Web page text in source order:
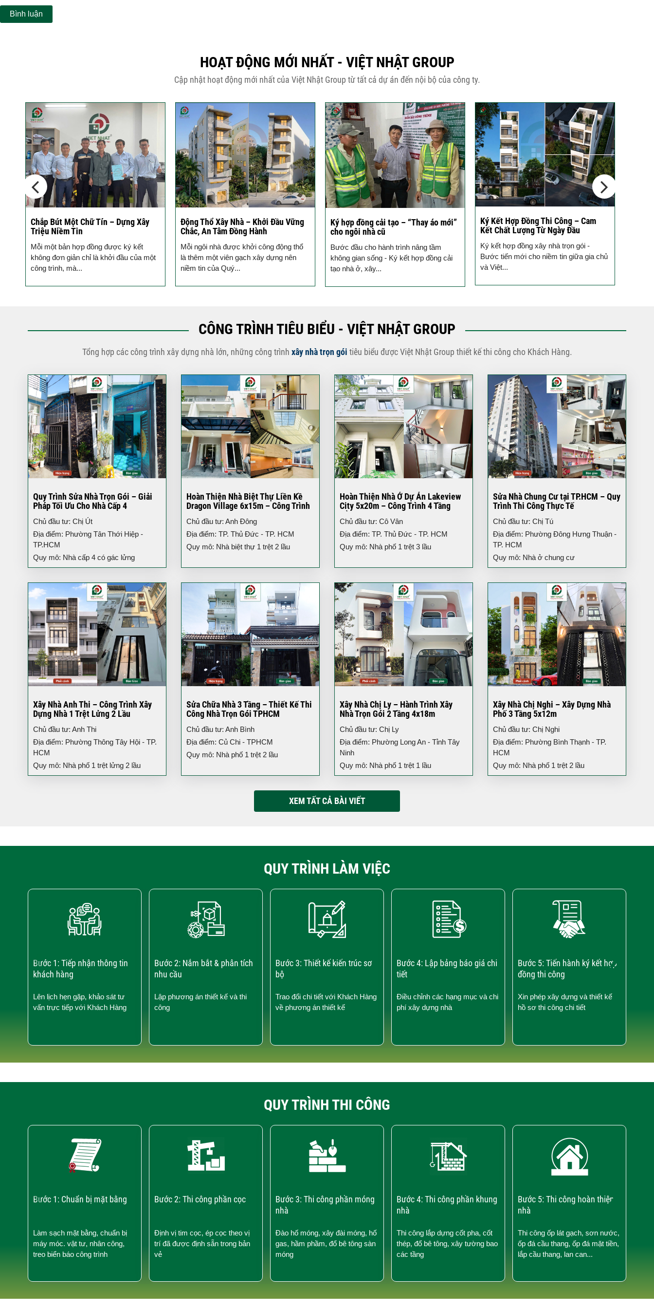
HOẠT ĐỘNG MỚI NHẤT - VIỆT NHẬT GROUP
Cập nhật hoạt động mới nhất của Việt Nhật Group từ tất cả dự án đến nội bộ của công ty.
Chắp Bút Một Chữ Tín – Dựng Xây
Triệu Niềm Tin
Mỗi một bản hợp đồng được ký kết
không đơn giản chỉ là khởi đầu của một
công trình, mà...
Động Thổ Xây Nhà – Khởi Đầu Vững
Chắc, An Tâm Đồng Hành
Mỗi ngôi nhà được khởi công động thổ
là thêm một viên gạch xây dựng nên
niềm tin của Quý...
Ký hợp đồng cải tạo – “Thay áo mới”
cho ngôi nhà cũ
Bước đầu cho hành trình nâng tầm
không gian sống - Ký kết hợp đồng cải
tạo nhà ở, xây...
Ký Kết Hợp Đồng Thi Công – Cam
Kết Chất Lượng Từ Ngày Đầu
Ký kết hợp đồng xây nhà trọn gói -
Bước tiến mới cho niềm tin giữa gia chủ
và Việt...
CÔNG TRÌNH TIÊU BIỂU - VIỆT NHẬT GROUP
Tổng hợp các công trình xây dựng nhà lớn, những công trình xây nhà trọn gói tiêu biểu được Việt Nhật Group thiết kế thi công cho Khách Hàng.
Quy Trình Sửa Nhà Trọn Gói – Giải
Pháp Tối Ưu Cho Nhà Cấp 4
Chủ đầu tư: Chị Út
Địa điểm: Phường Tân Thới Hiệp -
TP.HCM
Quy mô: Nhà cấp 4 có gác lửng
Hoàn Thiện Nhà Biệt Thự Liền Kề
Dragon Village 6x15m – Công Trình
Chủ đầu tư: Anh Đông
Địa điểm: TP. Thủ Đức - TP. HCM
Quy mô: Nhà biệt thự 1 trệt 2 lầu
Hoàn Thiện Nhà Ở Dự Án Lakeview
City 5x20m – Công Trình 4 Tầng
Đẳng Cấp TP.HCM
Chủ đầu tư: Cô Vân
Địa điểm: TP. Thủ Đức - TP. HCM
Quy mô: Nhà phố 1 trệt 3 lầu
Sửa Nhà Chung Cư tại TP.HCM – Quy
Trình Thi Công Thực Tế
Chủ đầu tư: Chị Tú
Địa điểm: Phường Đông Hưng Thuận -
TP. HCM
Quy mô: Nhà ở chung cư
Xây Nhà Anh Thi – Công Trình Xây
Dựng Nhà 1 Trệt Lửng 2 Lầu
Chủ đầu tư: Anh Thi
Địa điểm: Phường Thông Tây Hội - TP.
HCM
Quy mô: Nhà phố 1 trệt lửng 2 lầu
Sửa Chữa Nhà 3 Tầng – Thiết Kế Thi
Công Nhà Trọn Gói TPHCM
Chủ đầu tư: Anh Bình
Địa điểm: Củ Chi - TPHCM
Quy mô: Nhà phố 1 trệt 2 lầu
Xây Nhà Chị Ly – Hành Trình Xây
Nhà Trọn Gói 2 Tầng 4x18m
Chủ đầu tư: Chị Ly
Địa điểm: Phường Long An - Tỉnh Tây
Ninh
Quy mô: Nhà phố 1 trệt 1 lầu
Xây Nhà Chị Nghi – Xây Dựng Nhà
Phố 3 Tầng 5x12m
Chủ đầu tư: Chị Nghi
Địa điểm: Phường Bình Thạnh - TP.
HCM
Quy mô: Nhà phố 1 trệt 2 lầu
XEM TẤT CẢ BÀI VIẾT
QUY TRÌNH LÀM VIỆC
Bước 1: Tiếp nhận thông tin
khách hàng
Lên lịch hẹn gặp, khảo sát tư
vấn trực tiếp với Khách Hàng
Bước 2: Nắm bắt & phân tích
nhu cầu
Lập phương án thiết kế và thi
công
Bước 3: Thiết kế kiến trúc sơ
bộ
Trao đổi chi tiết với Khách Hàng
về phương án thiết kế
Bước 4: Lập bảng báo giá chi
tiết
Điều chỉnh các hạng mục và chi
phí xây dựng nhà
Bước 5: Tiến hành ký kết hợp
đồng thi công
Xin phép xây dựng và thiết kế
hồ sơ thi công chi tiết
›
‹
QUY TRÌNH THI CÔNG
Bước 1: Chuẩn bị mặt bằng
Làm sạch mặt bằng, chuẩn bị
máy móc. vật tư, nhân công,
treo biển báo công trình
Bước 2: Thi công phần cọc
Định vị tim cọc, ép cọc theo vị
trí đã được định sẵn trong bản
vẻ
Bước 3: Thi công phần móng
nhà
Đào hố móng, xây đài móng, hố
gas, hầm phầm, đổ bê tông sàn
móng
Bước 4: Thi công phần khung
nhà
Thi công lắp dựng cốt pha, cốt
thép, đổ bê tông, xây tường bao
các tầng
Bước 5: Thi công hoàn thiện
nhà
Thi công ốp lát gạch, sơn nước,
ốp đá cầu thang, ốp đá mặt tiền,
lắp cầu thang, lan can...
›
‹